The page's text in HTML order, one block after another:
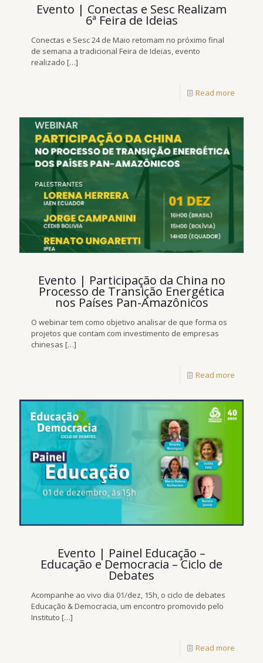
Evento | Conectas e Sesc Realizam
6ª Feira de Ideias
Conectas e Sesc 24 de Maio retomam no próximo final
de semana a tradicional Feira de Ideias, evento
realizado […]
Read more
Evento | Participação da China no
Processo de Transição Energética
nos Países Pan-Amazônicos
O webinar tem como objetivo analisar de que forma os
projetos que contam com investimento de empresas
chinesas […]
Read more
Evento | Painel Educação –
Educação e Democracia – Ciclo de
Debates
Acompanhe ao vivo dia 01/dez, 15h, o ciclo de debates
Educação & Democracia, um encontro promovido pelo
Instituto […]
Read more